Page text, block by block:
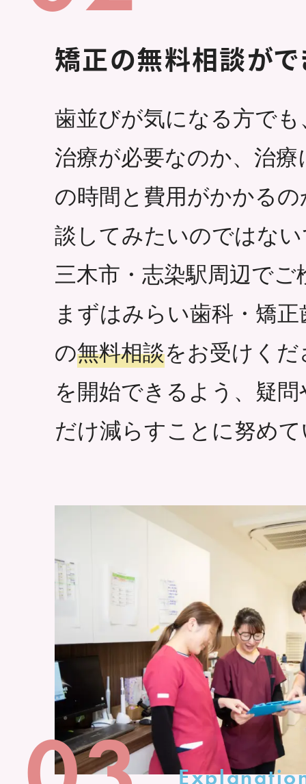
矯正の無料相談がで
歯並びが気になる方で
治療が必要なのか、治
の時間と費用がかかる
談してみたいのではな
三木市・志染駅周辺でご
まずはみらい歯科・矯
の無料相談をお受けく
を開始できるよう、疑
だけ減らすことに努め